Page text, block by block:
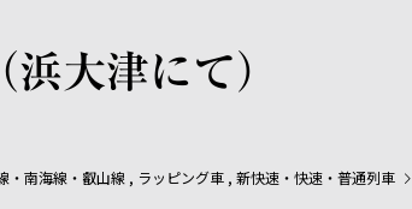
大津にて）
・南海線・叡山線 , ラッピング車 , 新快速・快速・普通列車